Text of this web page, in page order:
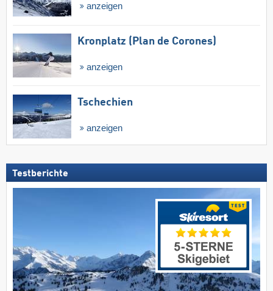
anzeigen
Kronplatz (Plan de Corones)
anzeigen
Tschechien
anzeigen
Testberichte